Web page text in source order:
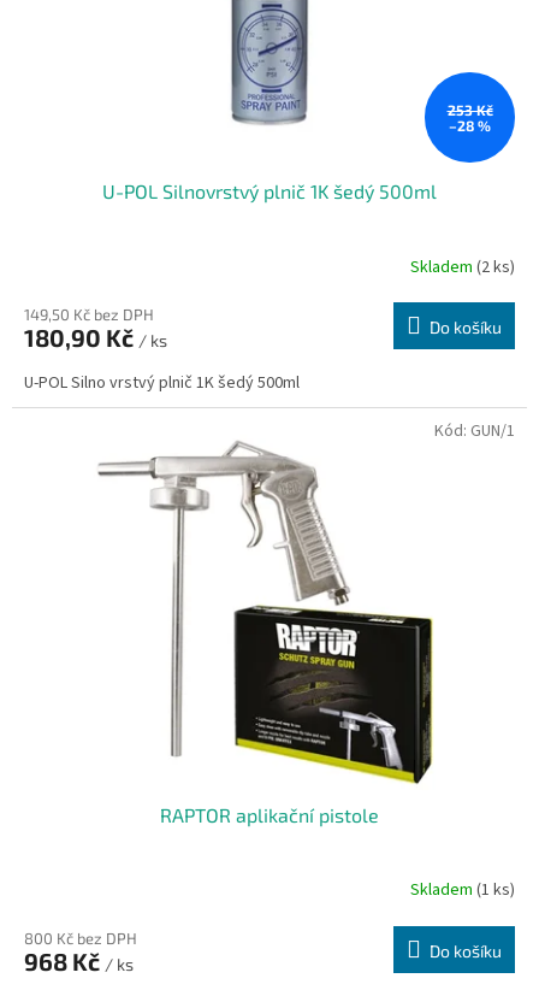
253 Kč
–28 %
U-POL Silnovrstvý plnič 1K šedý 500ml
Skladem (2 ks)
149,50 Kč bez DPH
180,90 Kč / ks
Do košíku
U-POL Silno vrstvý plnič 1K šedý 500ml
RAPTOR aplikační pistole
Skladem (1 ks)
800 Kč bez DPH
968 Kč / ks
Do košíku
Kód: GUN/1